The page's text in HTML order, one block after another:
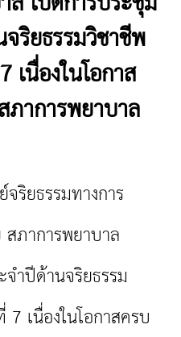
ริยธรรมวิชาชีพ
นื่องในโอกาส
าการพยาบาล
ธรรมทางการ
ภาการพยาบาล
ำปีด้านจริยธรรม
เนื่องในโอกาสครบ